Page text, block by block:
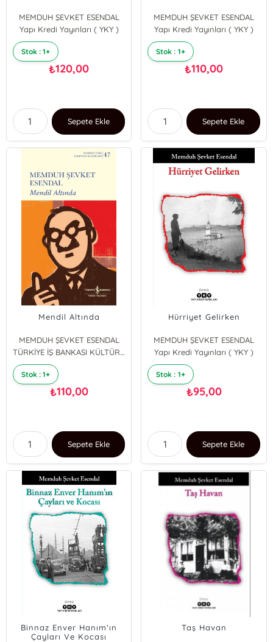
MEMDUH ŞEVKET ESENDAL
Yapı Kredi Yayınları ( YKY )
Stok : 1+
₺120,00
Sepete Ekle
MEMDUH ŞEVKET ESENDAL
Yapı Kredi Yayınları ( YKY )
Stok : 1+
₺110,00
Sepete Ekle
Mendil Altında
MEMDUH ŞEVKET ESENDAL
TÜRKİYE İŞ BANKASI KÜLTÜR YAYINLARI
Stok : 1+
₺110,00
Sepete Ekle
Hürriyet Gelirken
MEMDUH ŞEVKET ESENDAL
Yapı Kredi Yayınları ( YKY )
Stok : 1+
₺95,00
Sepete Ekle
Binnaz Enver Hanım'ın
Çayları Ve Kocası
Taş Havan